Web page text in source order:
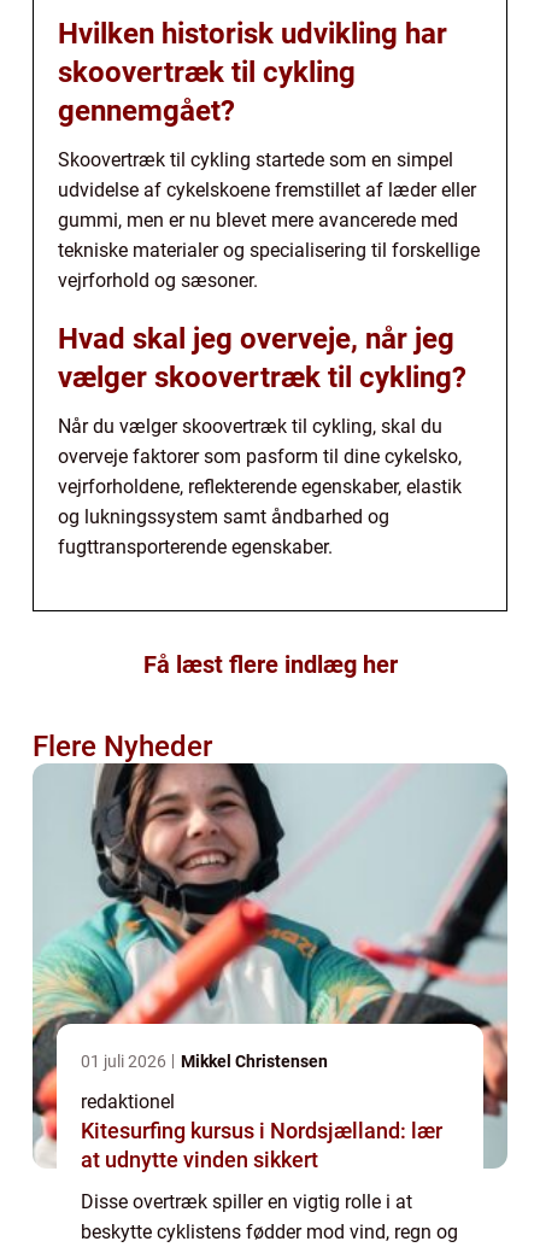
Hvilken historisk udvikling har
skoovertræk til cykling
gennemgået?
Skoovertræk til cykling startede som en simpel
udvidelse af cykelskoene fremstillet af læder eller
gummi, men er nu blevet mere avancerede med
tekniske materialer og specialisering til forskellige
vejrforhold og sæsoner.
Hvad skal jeg overveje, når jeg
vælger skoovertræk til cykling?
Når du vælger skoovertræk til cykling, skal du
overveje faktorer som pasform til dine cykelsko,
vejrforholdene, reflekterende egenskaber, elastik
og lukningssystem samt åndbarhed og
fugttransporterende egenskaber.
Få læst flere indlæg her
Flere Nyheder
01 juli 2026 Mikkel Christensen
redaktionel
Kitesurfing kursus i Nordsjælland: lær
at udnytte vinden sikkert
Disse overtræk spiller en vigtig rolle i at
beskytte cyklistens fødder mod vind, regn og